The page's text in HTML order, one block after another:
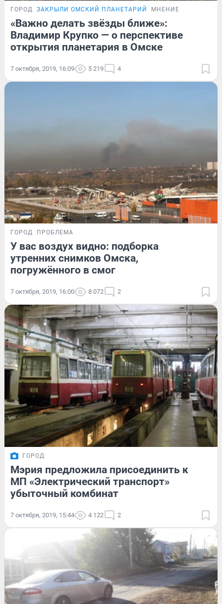
ГОРОД ЗАКРЫЛИ ОМСКИЙ ПЛАНЕТАРИЙ МНЕНИЕ
«Важно делать звёзды ближе»:
Владимир Крупко — о перспективе
открытия планетария в Омске
7 октября, 2019, 16:09 5 219 4
ГОРОД ПРОБЛЕМА
У вас воздух видно: подборка
утренних снимков Омска,
погружённого в смог
7 октября, 2019, 16:00 8 072 2
ГОРОД
Мэрия предложила присоединить к
МП «Электрический транспорт»
убыточный комбинат
7 октября, 2019, 15:44 4 122 2